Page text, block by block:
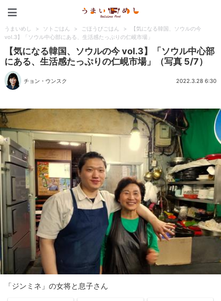
うまいめし > ソトごはん > ごほうびごはん >
【気になる韓国、ソウルの今
vol.3】「ソウル中心部にある、生活感たっぷりの仁峴市場」
【気になる韓国、ソウルの今 vol.3】「ソウル中心部
にある、生活感たっぷりの仁峴市場」（写真 5/7）
チョン・ウンスク 2022.3.28 6:30
「ジンミネ」の女将と息子さん